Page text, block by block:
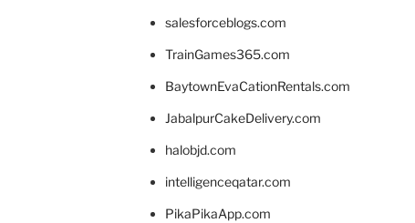
salesforceblogs.com
TrainGames365.com
BaytownEvaCationRentals.com
JabalpurCakeDelivery.com
halobjd.com
intelligenceqatar.com
PikaPikaApp.com